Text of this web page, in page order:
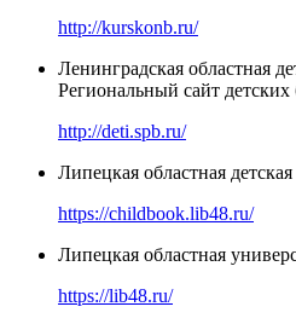
http://kurskonb.ru/
Ленинградская областная
Региональный сайт детских
http://deti.spb.ru/
Липецкая областная
https://childbook.lib48.ru/
Липецкая областная
https://lib48.ru/